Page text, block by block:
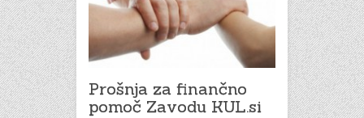
Prošnja za finančno
pomoč Zavodu KUL.si